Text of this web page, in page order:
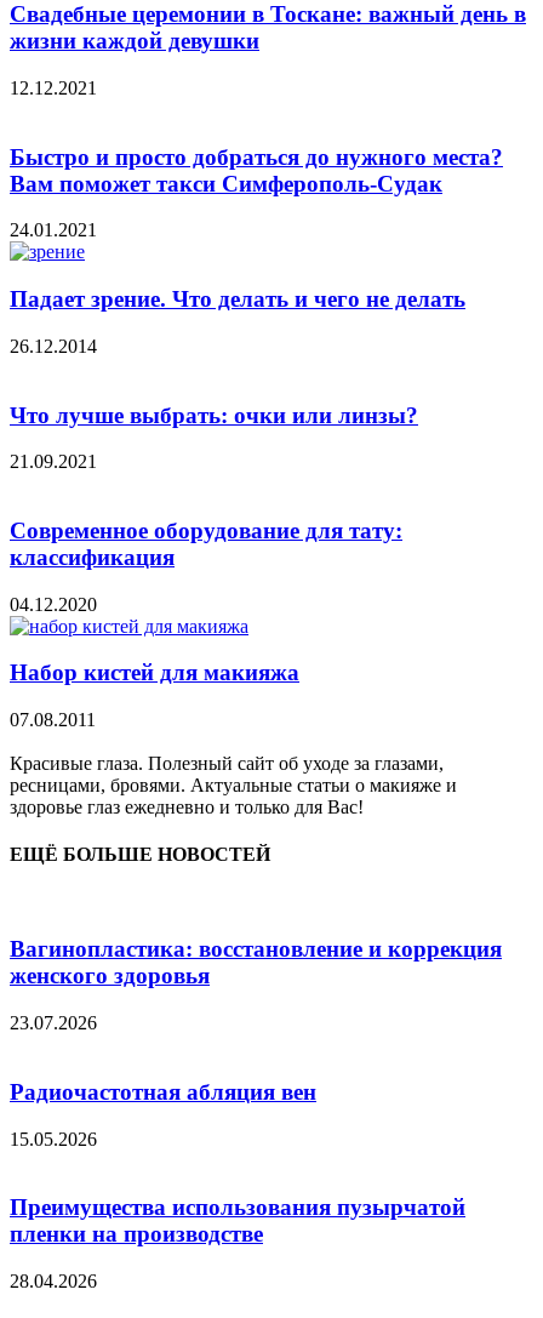
Свадебные церемонии в Тоскане: важный день в
жизни каждой девушки
12.12.2021
Быстро и просто добраться до нужного места?
Вам поможет такси Симферополь-Судак
24.01.2021
Падает зрение. Что делать и чего не делать
26.12.2014
Что лучше выбрать: очки или линзы?
21.09.2021
Современное оборудование для тату:
классификация
04.12.2020
Набор кистей для макияжа
07.08.2011
Красивые глаза. Полезный сайт об уходе за глазами,
ресницами, бровями. Актуальные статьи о макияже и
здоровье глаз ежедневно и только для Вас!
ЕЩЁ БОЛЬШЕ НОВОСТЕЙ
Вагинопластика: восстановление и коррекция
женского здоровья
23.07.2026
Радиочастотная абляция вен
15.05.2026
Преимущества использования пузырчатой
пленки на производстве
28.04.2026